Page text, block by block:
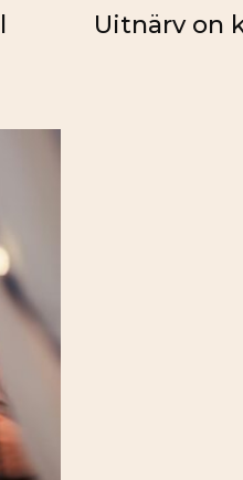
Uitnärv on